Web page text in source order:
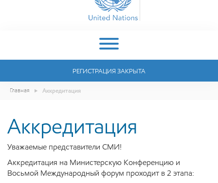
РЕГИСТРАЦИЯ ЗАКРЫТА
Главная Аккредитация
Аккредитация
Уважаемые представители СМИ!
Аккредитация на Министерскую Конференцию и
Восьмой Международный форум проходит в 2 этапа: